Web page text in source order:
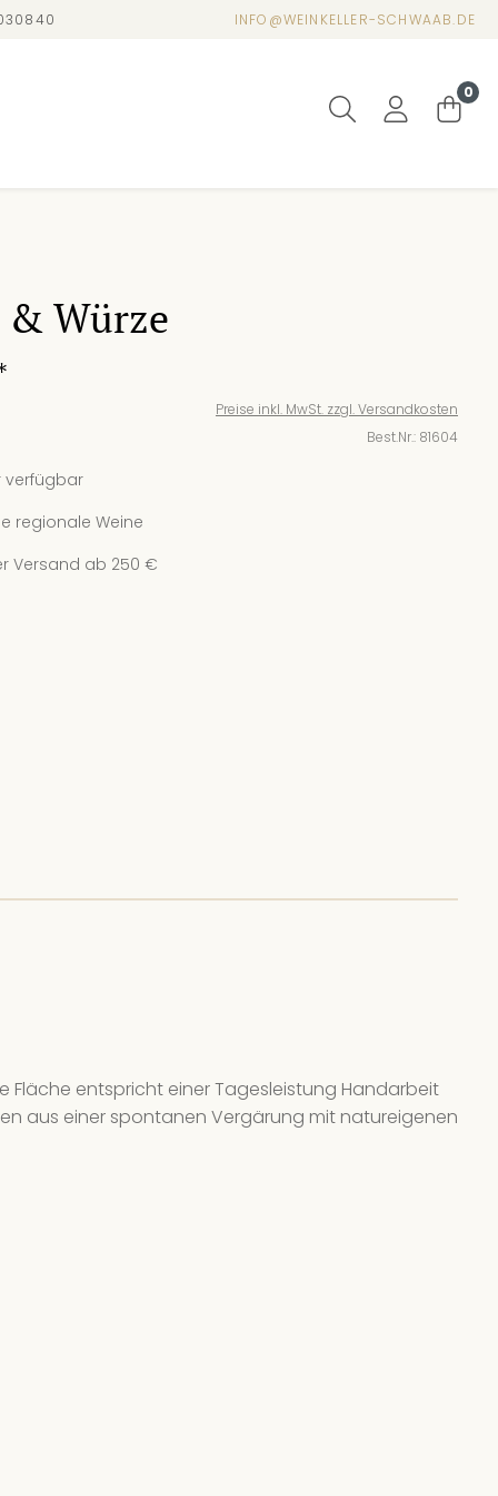
INFO@WEINKELLER-SCHWAAB.DE
0
Würze
Preise inkl. MwSt. zzgl. Versandkosten
Best.Nr.: 81604
verfügbar
regionale Weine
Versand ab 250 €
Fläche entspricht einer Tagesleistung Handarbeit
aus einer spontanen Vergärung mit natureigenen